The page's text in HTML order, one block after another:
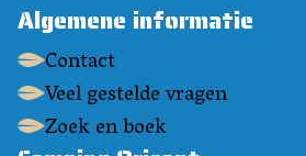
Algemene informatie
Contact
Veel gestelde vragen
Zoek en boek